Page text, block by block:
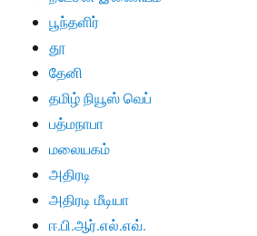
பூந்தளிர்
தூ
தேனி
தமிழ் நியூஸ் வெப்
பத்மநாபா
மலையகம்
அதிரடி
அதிரடி மீடியா
ஈ.பி.ஆர்.எல்.எவ்.